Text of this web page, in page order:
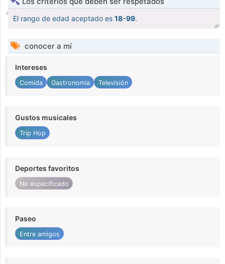
El rango de edad aceptado es 18-99.
conocer a mí
Intereses
Comida Gastronomía Televisión
Gustos musicales
Trip Hop
Deportes favoritos
No especificado
Paseo
Entre amigos